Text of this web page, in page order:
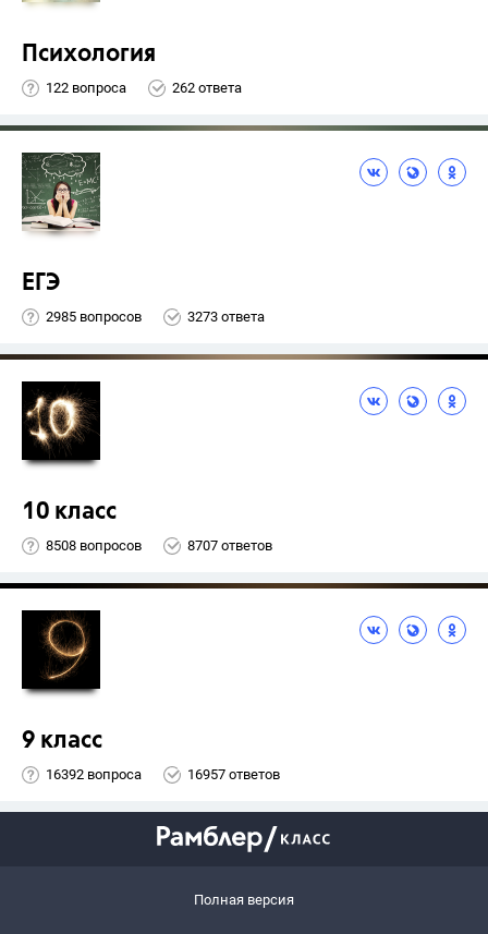
Психология
122 вопроса 262 ответа
ЕГЭ
2985 вопросов 3273 ответа
10 класс
8508 вопросов 8707 ответов
9 класс
16392 вопроса 16957 ответов
Полная версия